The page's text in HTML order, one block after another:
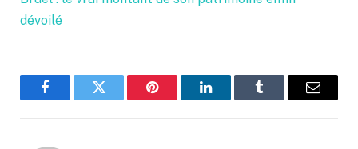
dévoilé
FacebookTwitter Pinterest LinkedInTumblr Email